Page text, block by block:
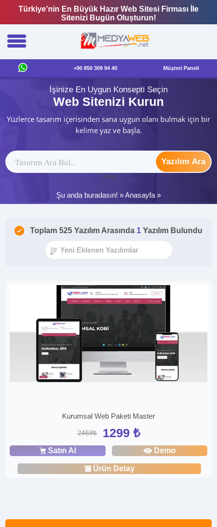
Türkiye'nin En Büyük Hazır Web Sitesi Firması İle
Sitenizi Bugün Oluşturun!
+90 850 309 94 40 Müşteri Paneli
İşinize En Uygun Konsepti Seçin
Web Sitenizi Kurun
Yüzlerce tasarım içerisinden sana uygun olanı bulmak için bir
kelime yaz ve başla.
Yazılım Ara
ytag
Şu anda buradasın! »Anasayfa »
Toplam 525 Yazılım Arasında 1 Yazılım Bulundu
Kurumsal Web Paketi Master
2468₺ 1299 ₺
Satın Al Demo
Ürün Detay